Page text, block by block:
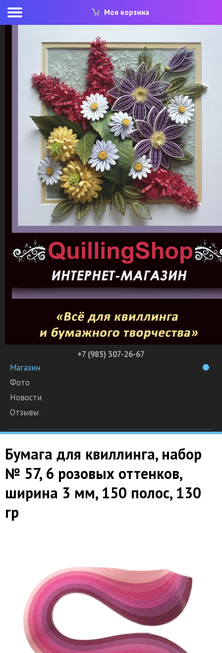
Моя корзина
+7 (985) 307-26-67
Магазин
Фото
Новости
Отзывы
Бумага для квиллинга, набор
№ 57, 6 розовых оттенков,
ширина 3 мм, 150 полос, 130
гр